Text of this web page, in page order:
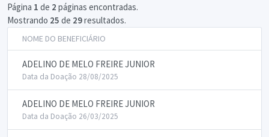
Página 1 de 2 páginas encontradas.
Mostrando 25 de 29resultados.
NOME DO BENEFICIÁRIO
ADELINO DE MELO FREIRE JUNIOR
Data da Doação 28/08/2025
ADELINO DE MELO FREIRE JUNIOR
Data da Doação 26/03/2025